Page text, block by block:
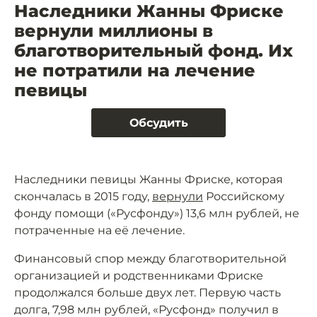
Наследники Жанны Фриске
вернули миллионы в
благотворительный фонд. Их
не потратили на лечение
певицы
Обсудить
Наследники певицы Жанны Фриске, которая
скончалась в 2015 году, вернули Российскому
фонду помощи («Русфонду») 13,6 млн рублей, не
потраченные на её лечение.
Финансовый спор между благотворительной
организацией и родственниками Фриске
продолжался больше двух лет. Первую часть
долга, 7,98 млн рублей, «Русфонд» получил в